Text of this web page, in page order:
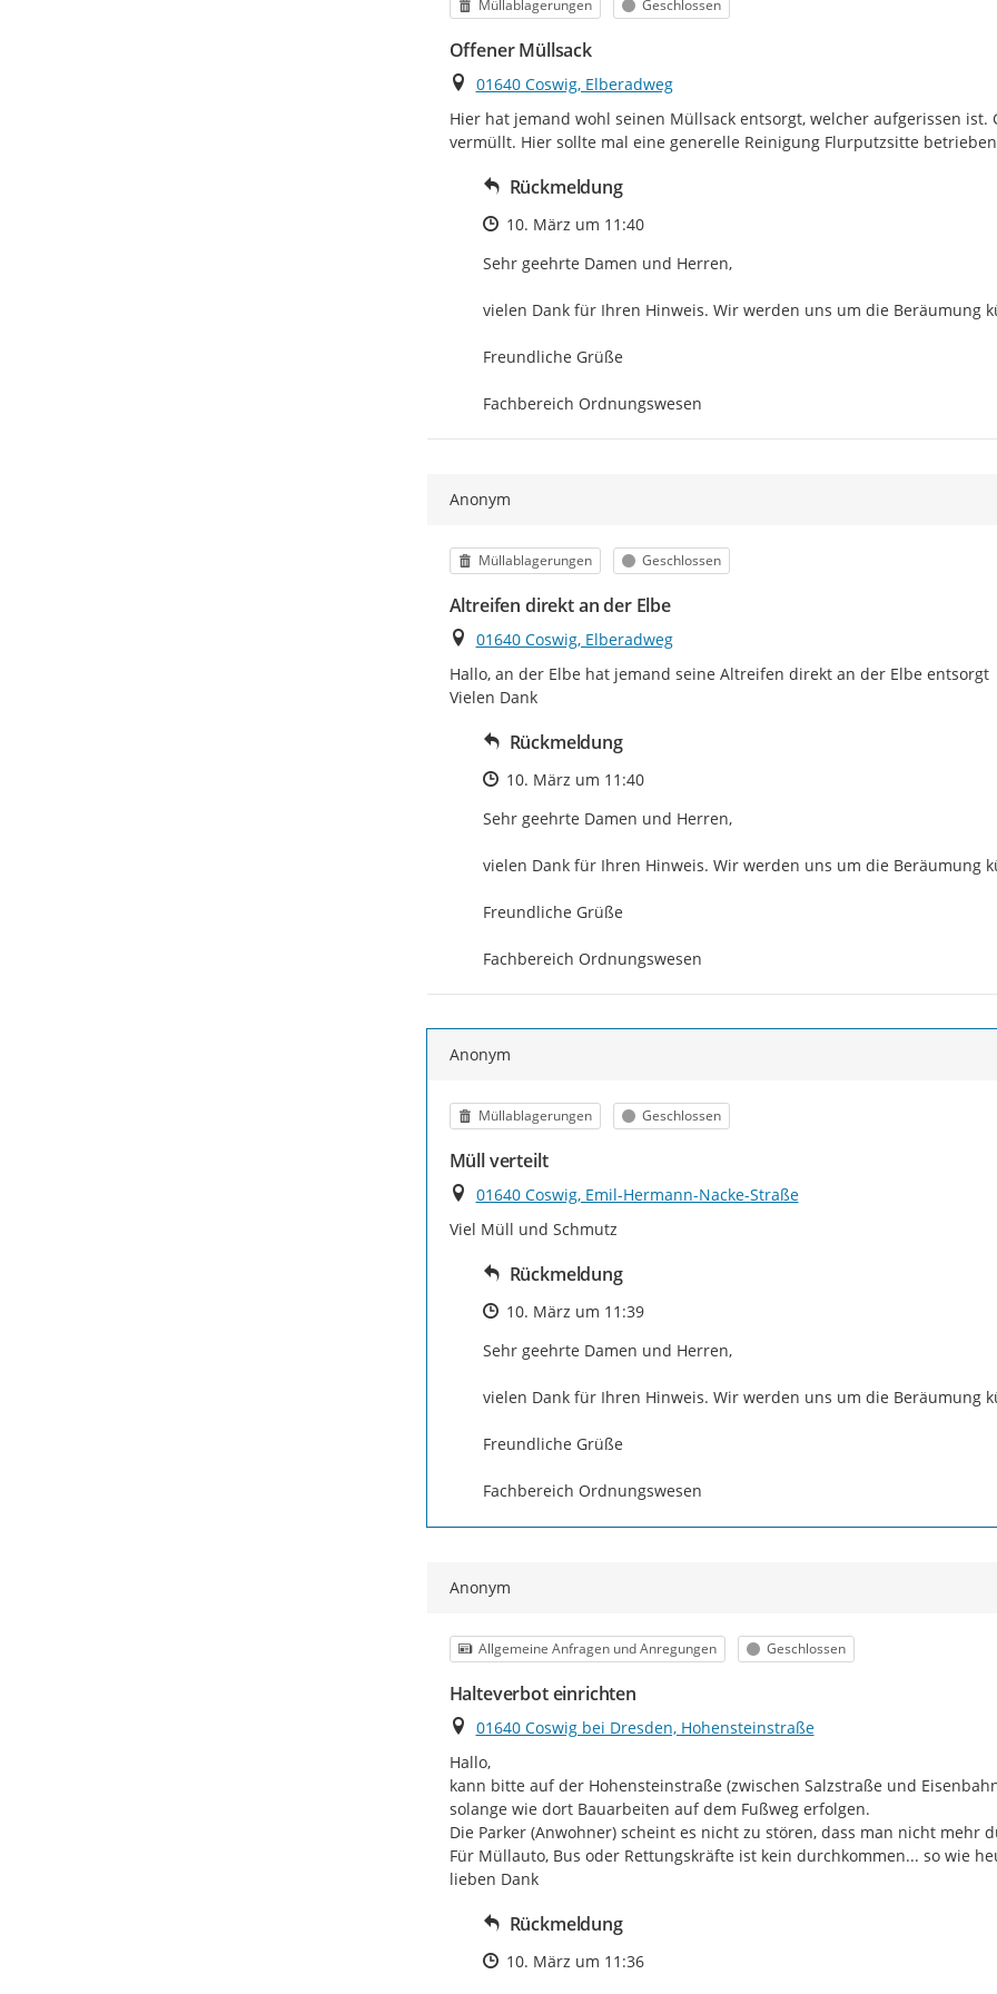
Kategorie
Müllablagerungen Status
Geschlossen
Offener Müllsack
Ort
01640 Coswig, Elberadweg
Hier hat jemand wohl seinen Müllsack entsorgt, welcher aufgerissen ist.
vermüllt. Hier sollte mal eine generelle Reinigung Flurputzsitte
Rückmeldung
Zeitpunkt des Erstellens
10. März um 11:40
Sehr geehrte Damen und Herren,
vielen Dank für Ihren Hinweis. Wir werden uns um die Beräumung
Freundliche Grüße
Fachbereich Ordnungswesen
Anonym
Kategorie
Müllablagerungen Status
Geschlossen
Altreifen direkt an der Elbe
Ort
01640 Coswig, Elberadweg
Hallo, an der Elbe hat jemand seine Altreifen direkt an der Elbe entsorgt
Vielen Dank
Rückmeldung
Zeitpunkt des Erstellens
10. März um 11:40
Sehr geehrte Damen und Herren,
vielen Dank für Ihren Hinweis. Wir werden uns um die Beräumung
Freundliche Grüße
Fachbereich Ordnungswesen
Anonym
Kategorie
Müllablagerungen Status
Geschlossen
Müll verteilt
Ort
01640 Coswig, Emil-Hermann-Nacke-Straße
Viel Müll und Schmutz
Rückmeldung
Zeitpunkt des Erstellens
10. März um 11:39
Sehr geehrte Damen und Herren,
vielen Dank für Ihren Hinweis. Wir werden uns um die Beräumung
Freundliche Grüße
Fachbereich Ordnungswesen
Anonym
Kategorie
Allgemeine Anfragen und Anregungen Status
Geschlossen
Halteverbot einrichten
Ort
01640 Coswig bei Dresden, Hohensteinstraße
Hallo,
kann bitte auf der Hohensteinstraße (zwischen Salzstraße und
solange wie dort Bauarbeiten auf dem Fußweg erfolgen.
Die Parker (Anwohner) scheint es nicht zu stören, dass man nicht mehr
Für Müllauto, Bus oder Rettungskräfte ist kein durchkommen... so wie
lieben Dank
Rückmeldung
Zeitpunkt des Erstellens
10. März um 11:36